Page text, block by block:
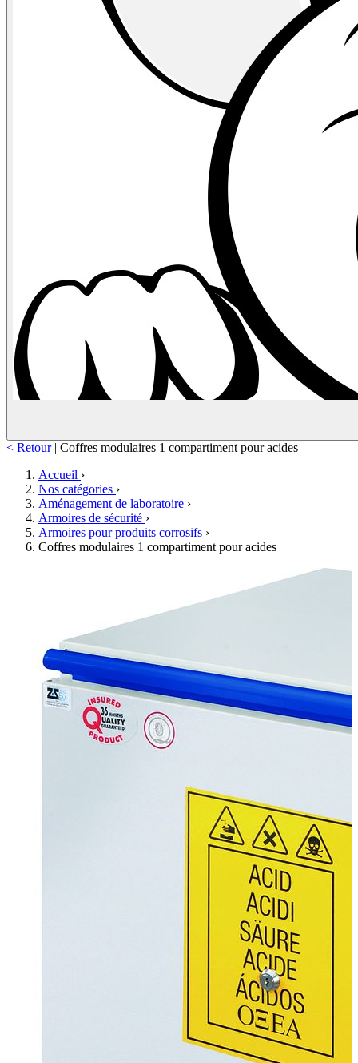
< Retour | Coffres modulaires 1 compartiment pour acides
Accueil ›
Nos catégories ›
Aménagement de laboratoire ›
Armoires de sécurité ›
Armoires pour produits corrosifs ›
Coffres modulaires 1 compartiment pour acides